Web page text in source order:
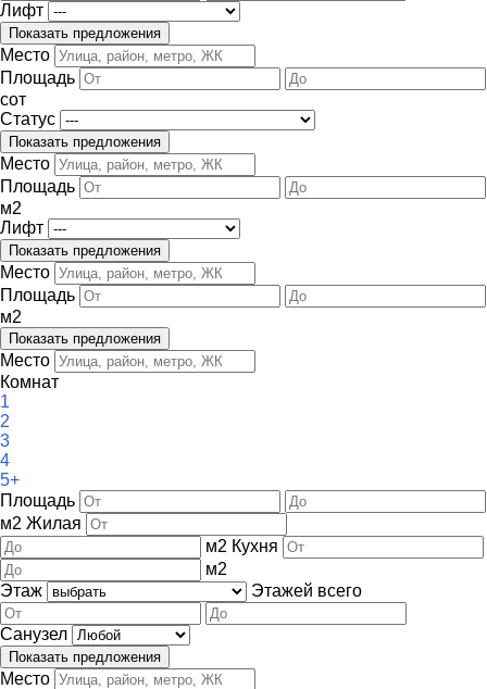
Лифт
Место
Площадь
сот
Статус
Место
Площадь
м2
Лифт
Место
Площадь
м2
Место
Комнат
1
2
3
4
5+
Площадь
м2 Жилая
м2 Кухня
м2
Этаж
Этажей всего
Санузел
Место